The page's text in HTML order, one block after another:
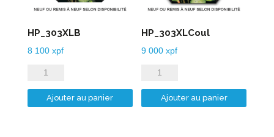
HP_303XLB
8 100 xpf
quantité
de
HP_303XLB
Ajouter au panier
HP_303XLCoul
9 000xpf
quantité
de
HP_303XLCoul
Ajouter au panier